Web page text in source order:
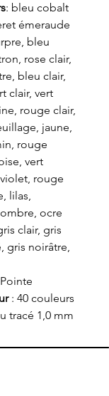
: bleu cobalt
émeraude
bleu
rose clair,
bleu clair,
clair, vert
rouge clair,
jaune,
rouge
vert
rouge
lilas,
ocre
clair, gris
gris noirâtre,
: 40 couleurs
tracé 1,0 mm